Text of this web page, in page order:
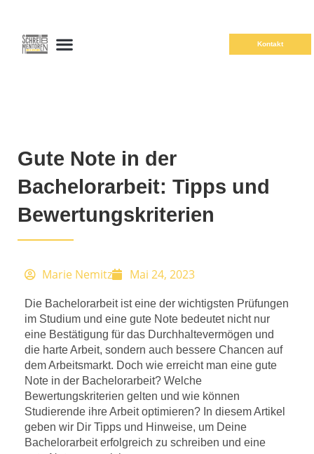
Kontakt
Gute Note in der
Bachelorarbeit: Tipps und
Bewertungskriterien
Marie Nemitz Mai 24, 2023
Die Bachelorarbeit ist eine der wichtigsten Prüfungen
im Studium und eine gute Note bedeutet nicht nur
eine Bestätigung für das Durchhaltevermögen und
die harte Arbeit, sondern auch bessere Chancen auf
dem Arbeitsmarkt. Doch wie erreicht man eine gute
Note in der Bachelorarbeit? Welche
Bewertungskriterien gelten und wie können
Studierende ihre Arbeit optimieren? In diesem Artikel
geben wir Dir Tipps und Hinweise, um Deine
Bachelorarbeit erfolgreich zu schreiben und eine